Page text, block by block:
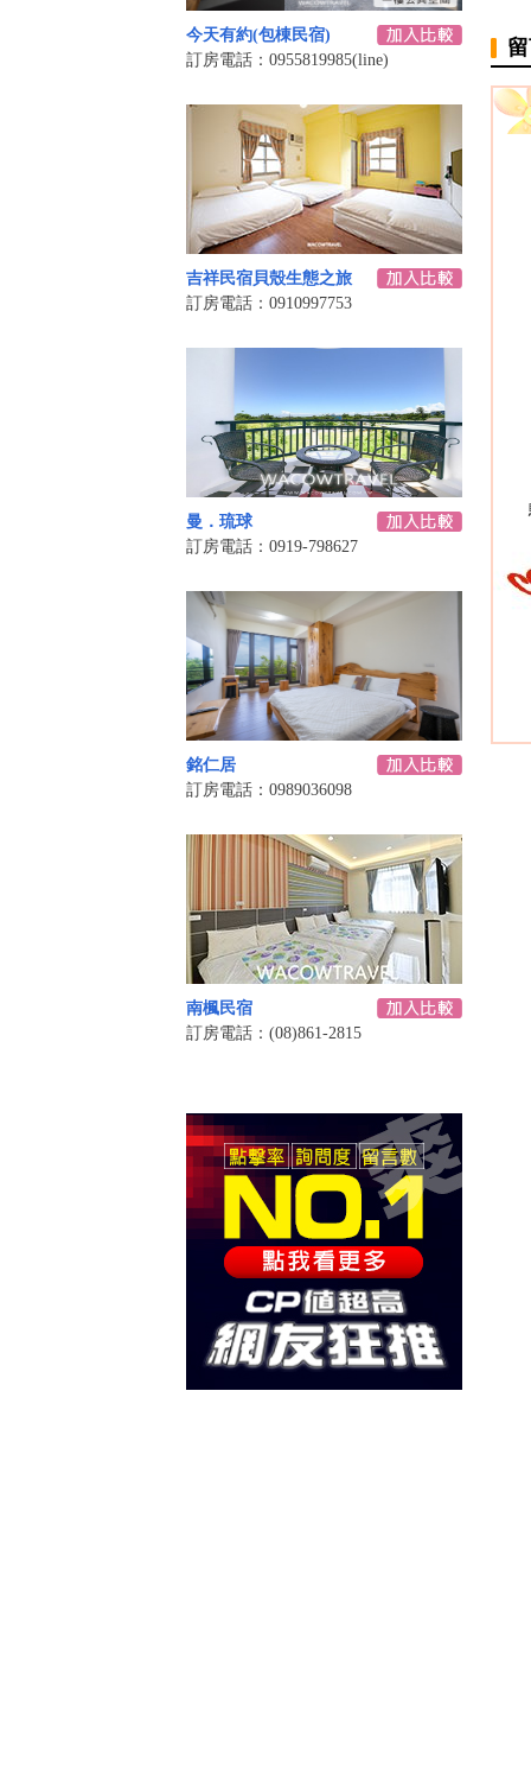
今天有約(包棟民宿)
訂房電話：0955819985(line)
吉祥民宿貝殼生態之旅
訂房電話：0910997753
曼．琉球
訂房電話：0919-798627
銘仁居
訂房電話：0989036098
南楓民宿
訂房電話：(08)861-2815